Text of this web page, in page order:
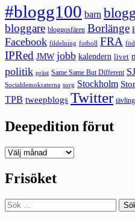
#blogg100 barn blogg
bloggare bloggosfären Borlänge
Facebook fildelning fotboll FRA
IPRed JMW jobb kalendern livet
politik präst Same Same But Different SJ
Socialdemokraterna sorg Stockholm
TPB tweepblogs Twitter tävling
Deepedition förut
Deepedition
Frisöket
Sök
efter: